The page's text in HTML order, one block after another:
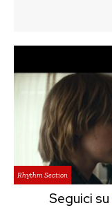
Rhythm Section
Seguici su